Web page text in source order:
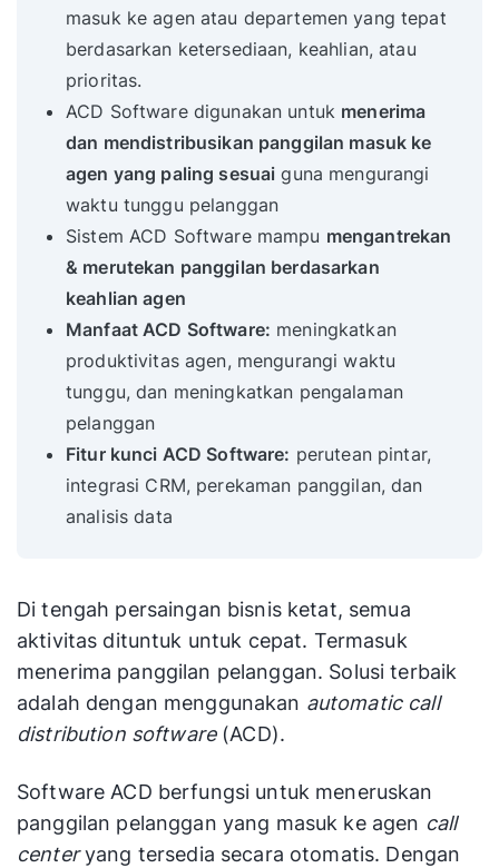
masuk ke agen atau departemen yang tepat
berdasarkan ketersediaan, keahlian, atau
prioritas.
ACD Software digunakan untuk menerima
dan mendistribusikan panggilan masuk ke
agen yang paling sesuai guna mengurangi
waktu tunggu pelanggan
Sistem ACD Software mampu mengantrekan
& merutekan panggilan berdasarkan
keahlian agen
Manfaat ACD Software: meningkatkan
produktivitas agen, mengurangi waktu
tunggu, dan meningkatkan pengalaman
pelanggan
Fitur kunci ACD Software: perutean pintar,
integrasi CRM, perekaman panggilan, dan
analisis data
Di tengah persaingan bisnis ketat, semua
aktivitas dituntuk untuk cepat. Termasuk
menerima panggilan pelanggan. Solusi terbaik
adalah dengan menggunakan automatic call
distribution software(ACD).
Software ACD berfungsi untuk meneruskan
panggilan pelanggan yang masuk ke agen call
centeryang tersedia secara otomatis. Dengan